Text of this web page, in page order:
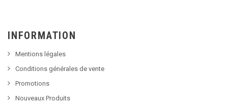
INFORMATION
Mentions légales
Conditions générales de vente
Promotions
Nouveaux Produits